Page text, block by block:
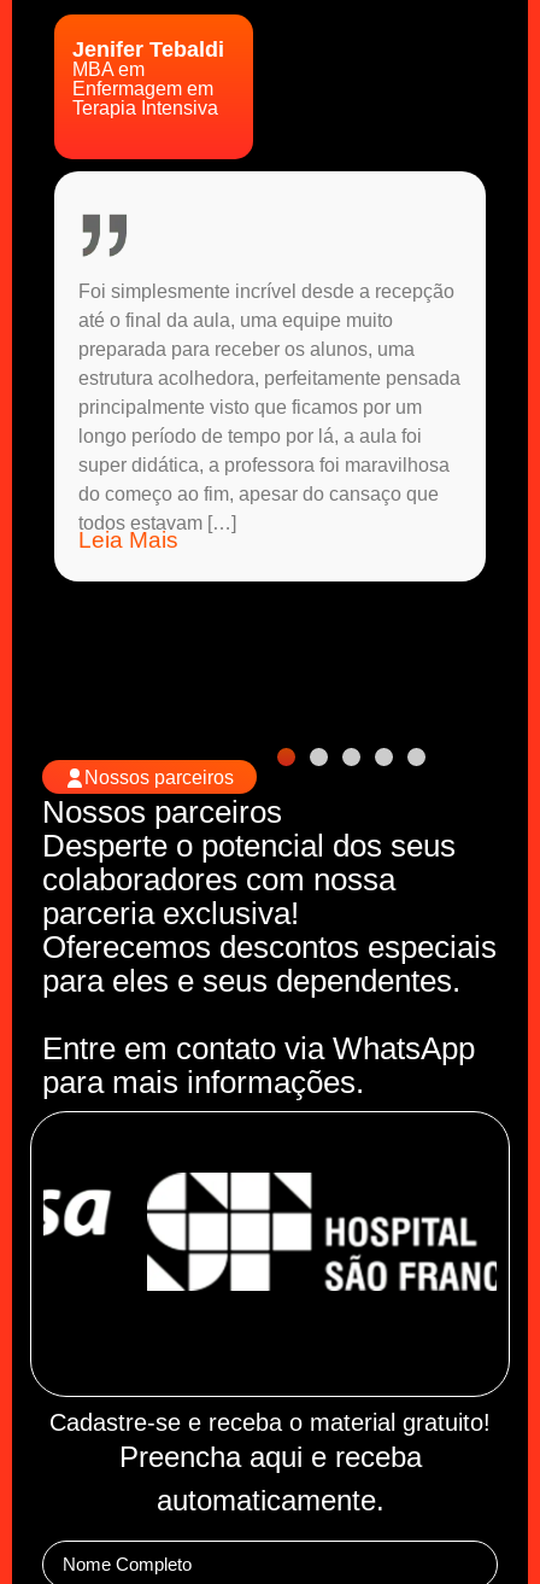
Jenifer Tebaldi
MBA em
Enfermagem em
Terapia Intensiva
Foi simplesmente incrível desde a recepção
até o final da aula, uma equipe muito
preparada para receber os alunos, uma
estrutura acolhedora, perfeitamente pensada
principalmente visto que ficamos por um
longo período de tempo por lá, a aula foi
super didática, a professora foi maravilhosa
do começo ao fim, apesar do cansaço que
todos estavam […]
Leia Mais
Nossos parceiros
Nossos parceiros
Desperte o potencial dos seus
colaboradores com nossa
parceria exclusiva!
Oferecemos descontos especiais
para eles e seus dependentes.
Entre em contato via WhatsApp
para mais informações.
Cadastre-se e receba o material gratuito!
Preencha aqui e receba
automaticamente.